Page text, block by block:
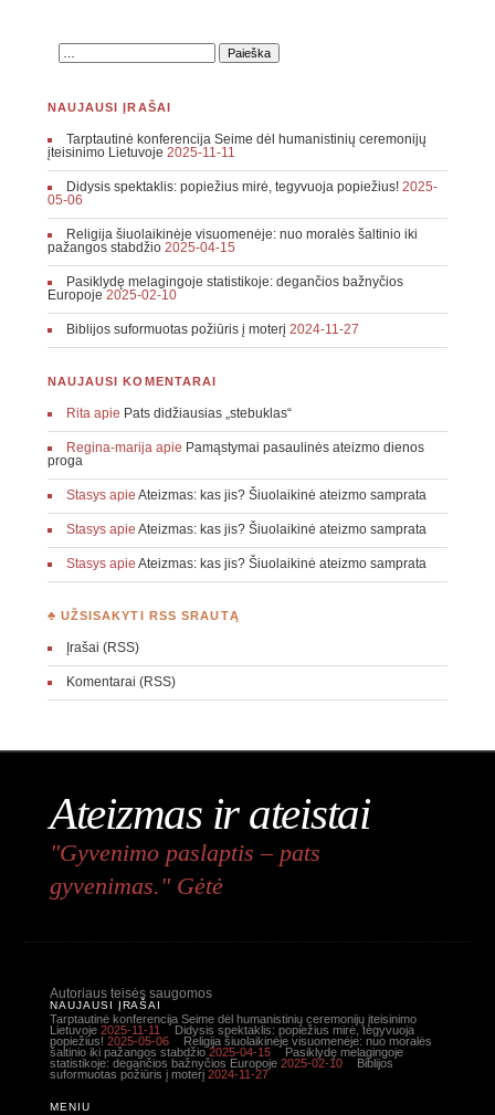
NAUJAUSI ĮRAŠAI
Tarptautinė konferencija Seime dėl humanistinių ceremonijų
įteisinimo Lietuvoje 2025-11-11
Didysis spektaklis: popiežius mirė, tegyvuoja popiežius! 2025-
05-06
Religija šiuolaikinėje visuomenėje: nuo moralės šaltinio iki
pažangos stabdžio 2025-04-15
Pasiklydę melagingoje statistikoje: degančios bažnyčios
Europoje 2025-02-10
Biblijos suformuotas požiūris į moterį 2024-11-27
NAUJAUSI KOMENTARAI
Ritaapie Pats didžiausias „stebuklas“
Regina-marijaapie Pamąstymai pasaulinės ateizmo dienos
proga
Stasysapie Ateizmas: kas jis? Šiuolaikinė ateizmo samprata
Stasysapie Ateizmas: kas jis? Šiuolaikinė ateizmo samprata
Stasysapie Ateizmas: kas jis? Šiuolaikinė ateizmo samprata
♣ UŽSISAKYTI RSS SRAUTĄ
Įrašai (RSS)
Komentarai (RSS)
Ateizmas ir ateistai
"Gyvenimo paslaptis – pats
gyvenimas." Gėtė
Autoriaus teisės saugomos
NAUJAUSI ĮRAŠAI
Tarptautinė konferencija Seime dėl humanistinių ceremonijų įteisinimo
Lietuvoje 2025-11-11
Didysis spektaklis: popiežius mirė, tegyvuoja
popiežius! 2025-05-06
Religija šiuolaikinėje visuomenėje: nuo moralės
šaltinio iki pažangos stabdžio 2025-04-15
Pasiklydę melagingoje
statistikoje: degančios bažnyčios Europoje 2025-02-10
Biblijos
suformuotas požiūris į moterį 2024-11-27
MENIU